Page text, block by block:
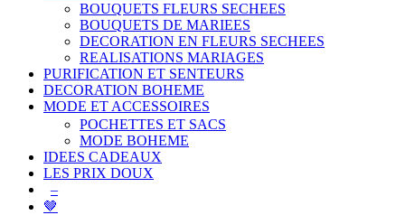
BOUQUETS FLEURS SECHEES
BOUQUETS DE MARIEES
DECORATION EN FLEURS SECHEES
REALISATIONS MARIAGES
PURIFICATION ET SENTEURS
DECORATION BOHEME
MODE ET ACCESSOIRES
POCHETTES ET SACS
MODE BOHEME
IDEES CADEAUX
LES PRIX DOUX
–
🤎